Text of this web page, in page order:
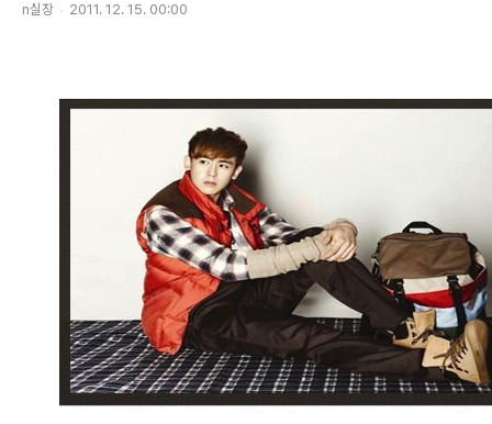
n실장 2011. 12. 15. 00:00